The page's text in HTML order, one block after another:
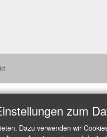
zum
Dazu verwenden wir